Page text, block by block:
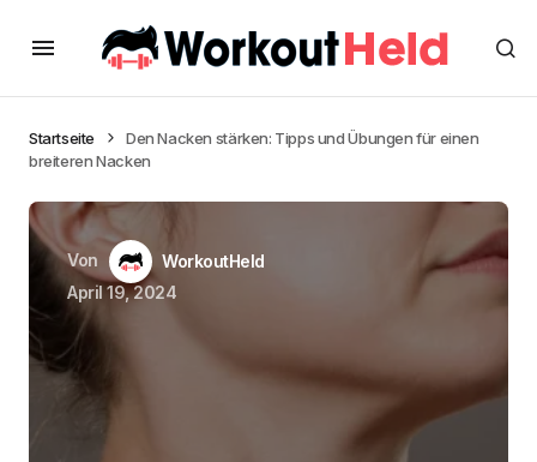
Startseite
Den Nacken stärken: Tipps und Übungen für einen
breiteren Nacken
Von
WorkoutHeld
April 19, 2024